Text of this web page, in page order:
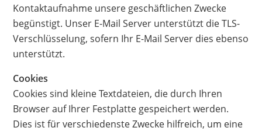
Kontaktaufnahme unsere geschäftlichen Zwecke
begünstigt. Unser E-Mail Server unterstützt die TLS-
Verschlüsselung, sofern Ihr E-Mail Server dies ebenso
unterstützt.
Cookies
Cookies sind kleine Textdateien, die durch Ihren
Browser auf Ihrer Festplatte gespeichert werden.
Dies ist für verschiedenste Zwecke hilfreich, um eine